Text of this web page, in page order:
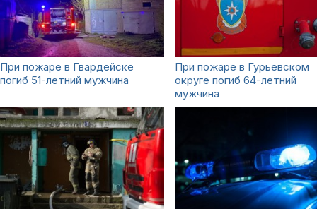
При пожаре в Гвардейске
погиб 51-летний мужчина
При пожаре в Гурьевском
округе погиб 64-летний
мужчина